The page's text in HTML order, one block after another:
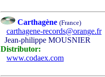
Carthagène (France)
carthagene-records@orange.fr
Jean-philippe MOUSNIER
Distributor:
www.codaex.com